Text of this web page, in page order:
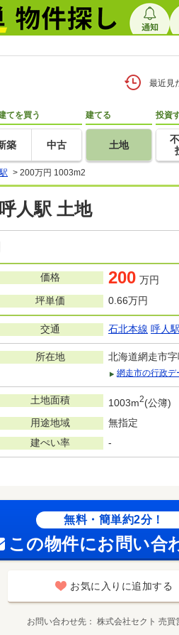
最近見
てを買う
築 中古
建てる
土地
投資
> 200万円 1003m2
人駅 土地
価格 200 万円
坪単価
0.66万円
交通 石北本線 呼人駅
所在地 北海道網走市字
網走市の行政デ
土地面積 1003m2(公簿)
用途地域
無指定
建ぺい率
-
無料・簡単約2分！
この物件にお問い合
お気に入りに追加する
お問い合わせ先 株式会社セクト 売買